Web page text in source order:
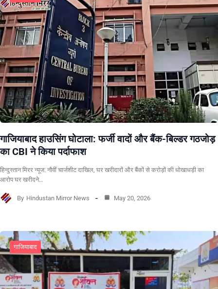
गाजियाबाद हाउसिंग घोटाला: फर्जी वादों और बैंक-बिल्डर गठजोड़
का CBI ने किया पर्दाफाश
हिन्दुस्तान मिरर न्यूज: नौवीं चार्जशीट दाखिल, घर खरीदारों और बैंकों से करोड़ों की धोखाधड़ी का
आरोप घर खरीदने…
By Hindustan Mirror News May 20, 2026
गाजियाबाद